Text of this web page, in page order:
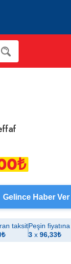
₺
Gelince Haber Ver
taksit
₺
Peşin
3 x 96,33₺